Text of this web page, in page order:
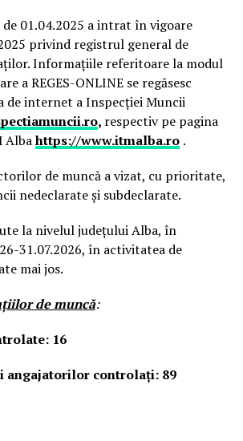
01.04.2025 a intrat în vigoare
privind registrul general de
Informațiile referitoare la modul
a REGES-ONLINE se regăsesc
de internet a Inspecției Muncii
, respectiv pe pagina
Albahttps://www.itmalba.ro .
de muncă a vizat, cu prioritate,
nedeclarate și subdeclarate.
la nivelul județului Alba, în
31.07.2026, în activitatea de
mai jos.
de muncă:
16
angajatorilor controlați: 89